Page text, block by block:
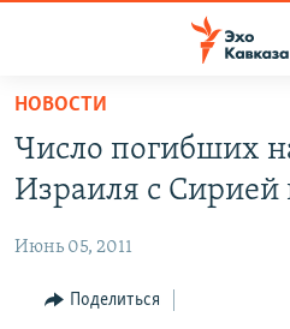
Вернуться
основному
содержанию
Вернутся
навигации
СУХУМИ
ЦХИНВАЛИ
ВЕСЬ КАВКАЗ
НОВОСТИ
Число погибших
Израиля с Сирией
Июнь 05, 2011
Поделиться